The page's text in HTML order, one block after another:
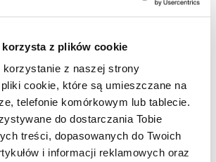
z plików cookie
korzystanie z naszej strony
cookie, które są umieszczane na
telefonie komórkowym lub tablecie.
do dostarczania Tobie
treści, dopasowanych do Twoich
i informacji reklamowych oraz
HoReCa i beauty. Poza tym
na podcast z misją psychoedukacyjną,
z zaproszonymi gośćmi będę rozmawiać
o emocjach, uczuciach i nastrojach. W
czasie chodzę na koncerty i treningi albo
podcastów.